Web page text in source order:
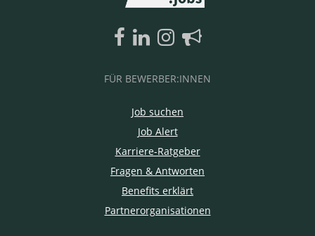
FÜR BEWERBER:INNEN
Job suchen
Job Alert
Karriere-Ratgeber
Fragen & Antworten
Benefits erklärt
Partnerorganisationen